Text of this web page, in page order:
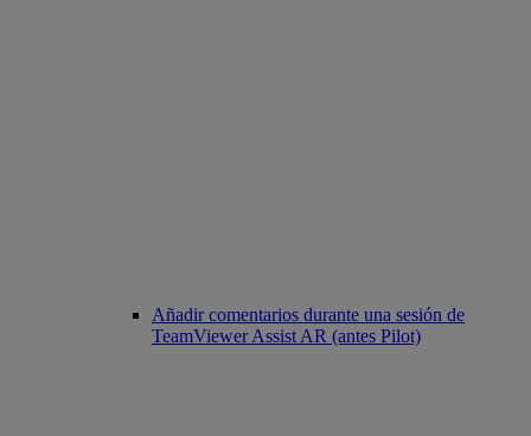
Añadir comentarios durante una sesión de
TeamViewer Assist AR (antes Pilot)